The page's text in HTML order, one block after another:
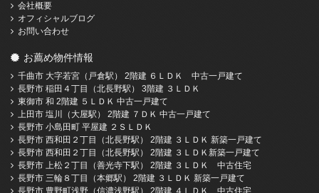
会社概要
オフィシャルブログ
お問い合わせ
お薦め物件情報
千曲市 大字若宮（戸倉駅） 2階建 ６ＬＤＫ 中古一戸建て
長野市 稲田４丁目（北長野駅） 3階建 ３ＬＤＫ
東御市 和 2階建 ５ＬＤＫ 中古一戸建て
上田市 塩川（大屋駅） 2階建 ７ＤＫ 中古一戸建て
長野市 小島田町 平屋建 ２ＳＬＤＫ
長野市 西和田２丁目（北長野駅） 2階建 ３ＬＤＫ 新築一戸建て
長野市 西和田２丁目（北長野駅） 2階建 ３ＬＤＫ新築一戸建て
長野市 上松２丁目（善光寺下駅） 2階建 ３ＬＤＫ 中古住宅
長野市 三輪８丁目（本郷駅） 2階建 ３ＬＤＫ 新築一戸建て